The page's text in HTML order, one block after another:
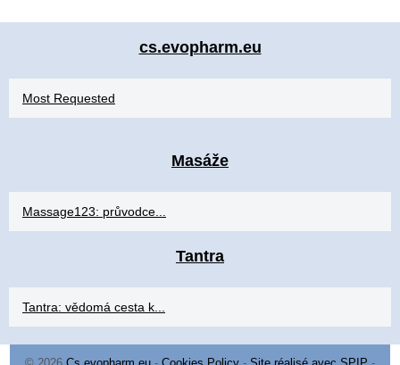
cs.evopharm.eu
Most Requested
Masáže
Massage123: průvodce...
Tantra
Tantra: vědomá cesta k...